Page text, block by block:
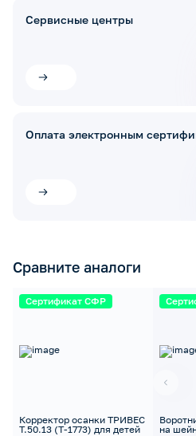
Сервисные центры
Оплата электронным
Сравните аналоги
Сертификат СФР
Корректор осанки ТРИВЕС
Т.50.13 (Т-1773) для детей
на